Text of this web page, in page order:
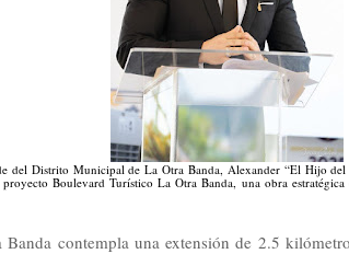
del Distrito Municipal de La Otra Banda, Alexander “El Hijo
Boulevard Turístico La Otra Banda, una obra
contempla una extensión de 2.5